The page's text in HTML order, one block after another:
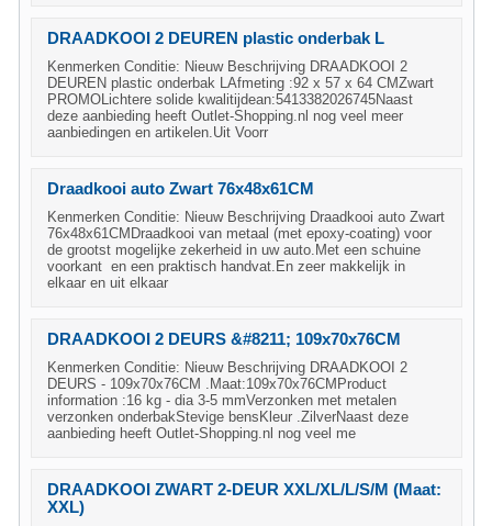
DRAADKOOI 2 DEUREN plastic onderbak L
Kenmerken Conditie: Nieuw Beschrijving DRAADKOOI 2
DEUREN plastic onderbak LAfmeting :92 x 57 x 64 CMZwart
PROMOLichtere solide kwalitijdean:5413382026745Naast
deze aanbieding heeft Outlet-Shopping.nl nog veel meer
aanbiedingen en artikelen.Uit Voorr
Draadkooi auto Zwart 76x48x61CM
Kenmerken Conditie: Nieuw Beschrijving Draadkooi auto Zwart
76x48x61CMDraadkooi van metaal (met epoxy-coating) voor
de grootst mogelijke zekerheid in uw auto.Met een schuine
voorkant en een praktisch handvat.En zeer makkelijk in
elkaar en uit elkaar
DRAADKOOI 2 DEURS &#8211; 109x70x76CM
Kenmerken Conditie: Nieuw Beschrijving DRAADKOOI 2
DEURS - 109x70x76CM .Maat:109x70x76CMProduct
information :16 kg - dia 3-5 mmVerzonken met metalen
verzonken onderbakStevige bensKleur .ZilverNaast deze
aanbieding heeft Outlet-Shopping.nl nog veel me
DRAADKOOI ZWART 2-DEUR XXL/XL/L/S/M (Maat:
XXL)